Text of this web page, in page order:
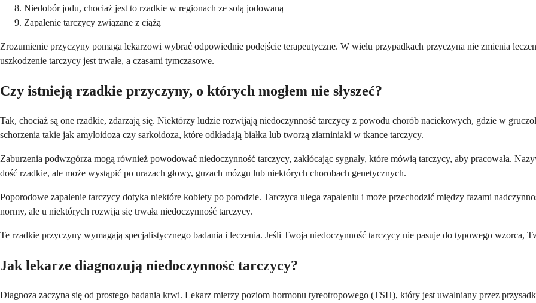
Niedobór jodu, chociaż jest to rzadkie w regionach ze solą jodowaną
Zapalenie tarczycy związane z ciążą
Zrozumienie przyczyny pomaga lekarzowi wybrać odpowiednie podejście terapeutyczne. W wielu przypadkach przyczyna nie zmienia
uszkodzenie tarczycy jest trwałe, a czasami tymczasowe.
Czy istnieją rzadkie przyczyny, o których mogłem nie słyszeć?
Tak, chociaż są one rzadkie, zdarzają się. Niektórzy ludzie rozwijają niedoczynność tarczycy z powodu chorób naciekowych, gdzie w
schorzenia takie jak amyloidoza czy sarkoidoza, które odkładają białka lub tworzą ziarniniaki w tkance tarczycy.
Zaburzenia podwzgórza mogą również powodować niedoczynność tarczycy, zakłócając sygnały, które mówią tarczycy, aby pracowała.
dość rzadkie, ale może wystąpić po urazach głowy, guzach mózgu lub niektórych chorobach genetycznych.
Poporodowe zapalenie tarczycy dotyka niektóre kobiety po porodzie. Tarczyca ulega zapaleniu i może przechodzić między fazami
normy, ale u niektórych rozwija się trwała niedoczynność tarczycy.
Te rzadkie przyczyny wymagają specjalistycznego badania i leczenia. Jeśli Twoja niedoczynność tarczycy nie pasuje do typowego wzorca,
Jak lekarze diagnozują niedoczynność tarczycy?
Diagnoza zaczyna się od prostego badania krwi. Lekarz mierzy poziom hormonu tyreotropowego (TSH), który jest uwalniany przez